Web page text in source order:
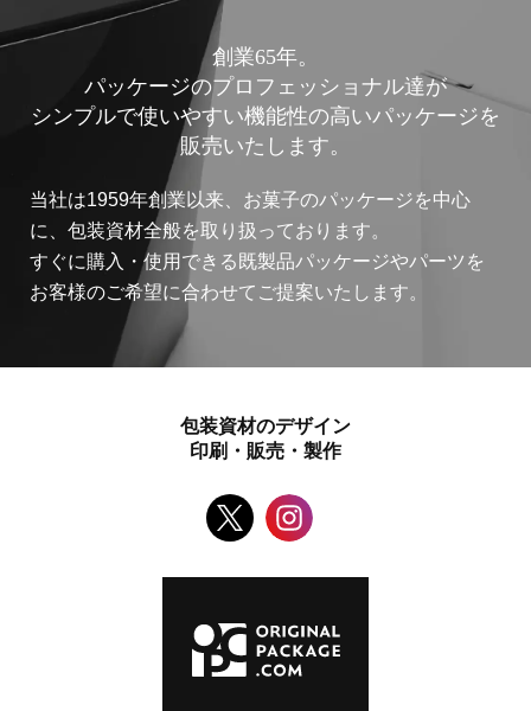
創業65年。
パッケージのプロフェッショナル達が
シンプルで使いやすい機能性の高いパッケージを
販売いたします。
当社は1959年創業以来、お菓子のパッケージを中心
に、包装資材全般を取り扱っております。
すぐに購入・使用できる既製品パッケージやパーツを
お客様のご希望に合わせてご提案いたします。
包装資材のデザイン
印刷・販売・製作